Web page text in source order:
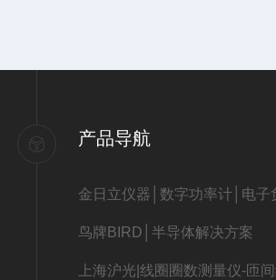
产品导航
鸟牌BIRD│半导体解决方案